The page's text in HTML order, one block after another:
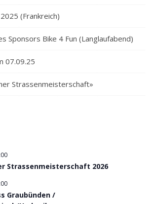
(Frankreich)
Sponsors Bike 4 Fun (Langlaufabend)
07.09.25
Strassenmeisterschaft»
Strassenmeisterschaft 2026
Graubünden /